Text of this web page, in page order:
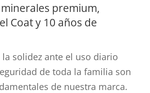
premium,
Coat y 10 años de
la solidez ante el uso diario
de toda la familia son
de nuestra marca.